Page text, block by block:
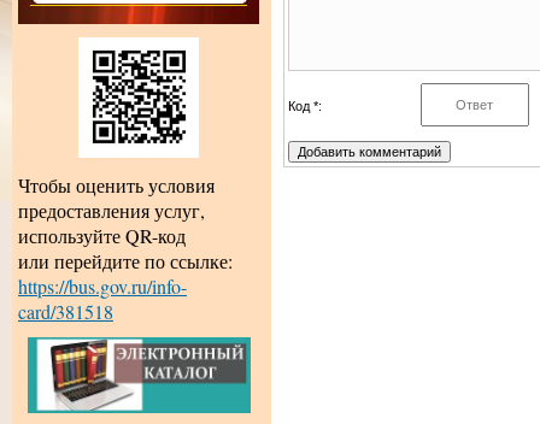
Чтобы оценить условия
предоставления услуг,
используйте QR-код
или перейдите по ссылке:
https://bus.gov.ru/info-
card/381518
Код *: